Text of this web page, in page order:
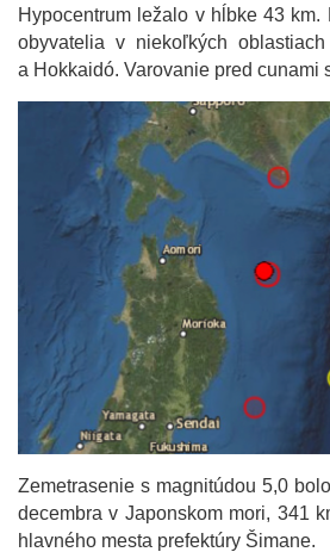
Hypocentrum ležalo v hĺbke 43 km.
obyvatelia v niekoľkých
a Hokkaidó. Varovanie pred cunami
Zemetrasenie s magnitúdou 5,0
decembra v Japonskom mori, 341
hlavného mesta prefektúry Šimane.